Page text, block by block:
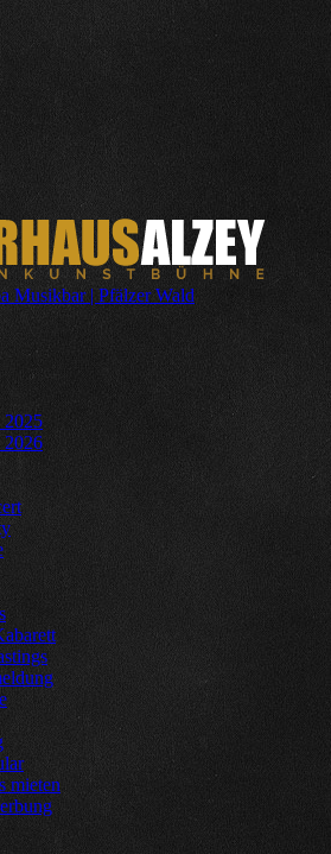
Musikbar | Pfälzer Wald
2025
2026
mieten